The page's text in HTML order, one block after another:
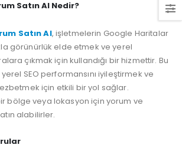
Satın Al Nedir?
Satın Al, işletmelerin Google Haritalar
görünürlük elde etmek ve yerel
çıkmak için kullandığı bir hizmettir. Bu
SEO performansını iyileştirmek ve
için etkili bir yol sağlar.
bölge veya lokasyon için yorum ve
alabilirler.